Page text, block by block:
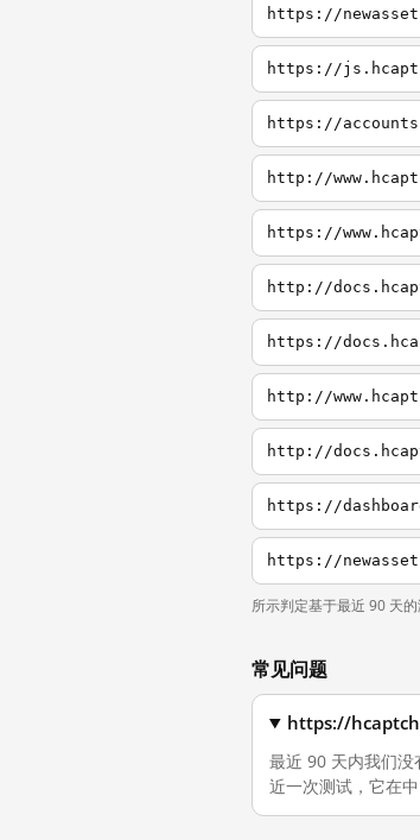
https://
https://
https://
http://
https://
http://
https://
http://
http://
https://
https://
所示判定基于最近 90 天
常见问题
https://
最近 90 天内我们
近一次测试，它在